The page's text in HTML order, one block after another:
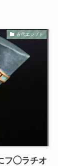
古代エジプト
フ◯ラチオ